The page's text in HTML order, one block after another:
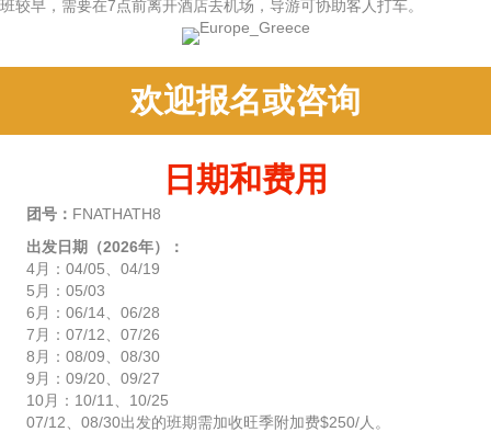
班较早，需要在7点前离开酒店去机场，导游可协助客人打车。
欢迎报名或咨询
日期和费用
团号： FNATHATH8
出发日期（2026年）：
4月：04/05、04/19
5月：05/03
6月：06/14、06/28
7月：07/12、07/26
8月：08/09、08/30
9月：09/20、09/27
10月：10/11、10/25
07/12、08/30出发的班期需加收旺季附加费$250/人。